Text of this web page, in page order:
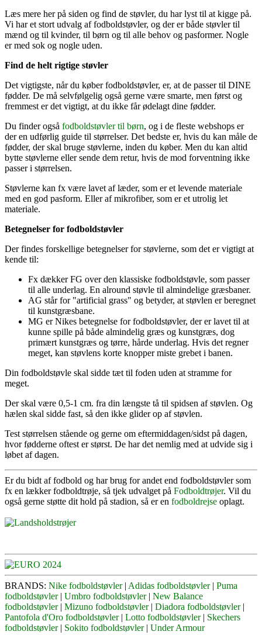
Læs mere her på siden og find de støvler, du har lyst til at kigge på.
Vi har et stort udvalg af fodboldstøvler, og der er både støvler til
mænd og til kvinder, til børn og til alle behov og pasformer. Nogle
er med sok og nogle uden.
Find de helt rigtige støvler
Det vigtigste, når du køber fodboldstøvler, er, at de passer til DINE
fødder. De må selvfølgelig også gerne være smarte, men først og
fremmest er det vigtigt, at du ikke får ødelagt dine fødder.
Du finder også fodboldstøvler til børn, og i de fleste webshops er
der en udførlig guide til størrelser. Det bedste er, hvis du kan måle de
fødder, der skal bruge støvlerne, inden du køber. Men du kan altid
bytte støvlerne eller sende dem retur, hvis de mod forventning ikke
passer i størrelsen.
Støvlerne kan fx være lavet af læder, som er et levende materiale
med en god pasform. Eller af mikrofiber, som er et utrolig let
materiale.
Betegnelser for fodboldstøvler
Der findes forskellige betegnelser for støvlerne, som det er vigtigt at
kende til:
Fx dækker FG over den klassiske fodboldstøvle, som passer
til alle underlag. En alround støvle til almindelige græsbaner.
AG står for "artificial grass" og betyder, at støvlen er beregnet
til kunstgræsbane.
MG er Nikes betegnelse for fodboldstøvler, der er lavet til at
kunne spille på både almindelig græs og kunstgræs, dog
primært kunstgræs og tørre, hårde underlag. Hvis det regner
meget, kan støvlens korte knopper miste grebet i banen.
Din fodboldstøvle skal sidde tæt til foden uden at stramme for
meget.
Der skal være 0,5-1 cm. fra din længste tå til spidsen af støvlen. Og
hælen skal sidde fast, så den ikke glider op af støvlen.
Test størrelsen stående og gerne om eftermiddagen/sidst på dagen,
hvor fødderne oftest er størst. De har det nemlig med at udvide sig i
løbet af dagen.
Er du bidt af fodbold og har brug for andet end fodboldstøvler som
fx en lækker fodboldtrøje, så tjek udvalget på Fodboldtrøjer. Vil du
også gerne støtte dit hold på stadion, så er en fodboldrejse oplagt.
BRANDS: Nike fodboldstøvler| Adidas fodboldstøvler| Puma
fodboldstøvler| Umbro fodboldstøvler| New Balance
fodboldstøvler| Mizuno fodboldstøvler| Diadora fodboldstøvler|
Pantofola d'Oro fodboldstøvler| Lotto fodboldstøvler| Skechers
fodboldstøvler| Sokito fodboldstøvler| Under Armour